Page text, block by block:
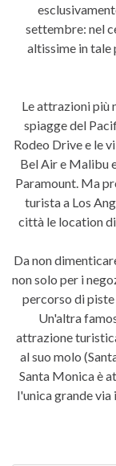
settembre: nel
altissime in tale
Le attrazioni più
spiagge del
Rodeo Drive e le
Bel Air e Malibu
Paramount. Ma
turista a Los
città le location
Da non
non solo per i
percorso di
Un'altra
attrazione
al suo molo
Santa Monica è
l'unica grande